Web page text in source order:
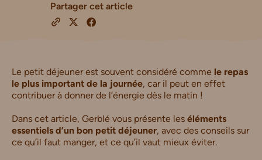
Partager cet article
Le petit déjeuner est souvent considéré comme le repas
le plus important de la journée, car il peut en effet
contribuer à donner de l’énergie dès le matin !
Dans cet article, Gerblé vous présente les éléments
essentiels d’un bon petit déjeuner, avec des conseils sur
ce qu’il faut manger, et ce qu’il vaut mieux éviter.